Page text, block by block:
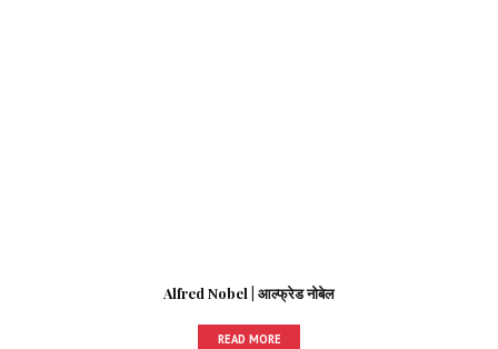
Alfred Nobel | आल्फ्रेड नोबेल
READ MORE